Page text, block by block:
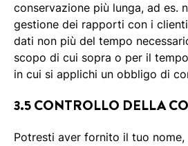
conservazione più lunga, ad es.
gestione dei rapporti con i
dati non più del tempo
scopo di cui sopra o per il
in cui si applichi un obbligo di
3.5 CONTROLLO DELLA
Potresti aver fornito il tuo